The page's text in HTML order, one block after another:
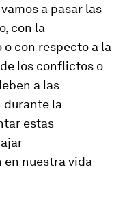
a pasar las
con la
con respecto a la
los conflictos o
a las
durante la
estas
nuestra vida